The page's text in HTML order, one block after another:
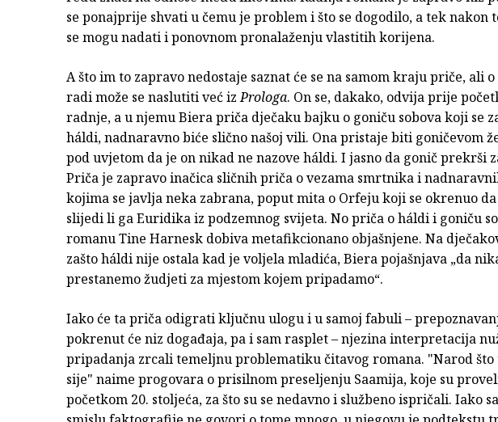
se ponajprije shvati u čemu je problem i što se dogodilo, a tek nakon
se mogu nadati i ponovnom pronalaženju vlastitih korijena.
A što im to zapravo nedostaje saznat će se na samom kraju priče, ali o
radi može se naslutiti već izProloga. On se, dakako, odvija prije
radnje, a u njemu Biera priča dječaku bajku o goniču sobova koji se
háldi, nadnaravno biće slično našoj vili. Ona pristaje biti goničevom
pod uvjetom da je on nikad ne nazove háldi. I jasno da gonič prekrši
Priča je zapravo inačica sličnih priča o vezama smrtnika i
kojima se javlja neka zabrana, poput mita o Orfeju koji se okrenuo
slijedi li ga Euridika iz podzemnog svijeta. No priča o háldi i goniču
romanu Tine Harnesk dobiva metafikcionano objašnjene. Na
zašto háldi nije ostala kad je voljela mladića, Biera pojašnjava „da
prestanemo žudjeti za mjestom kojem pripadamo“.
Iako će ta priča odigrati ključnu ulogu i u samoj fabuli –
pokrenut će niz događaja, pa i sam rasplet – njezina interpretacija
pripadanja zrcali temeljnu problematiku čitavog romana. "Narod što
sije" naime progovara o prisilnom preseljenju Saamija, koje su
početkom 20. stoljeća, za što su se nedavno i službeno ispričali. Iako